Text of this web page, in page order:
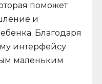
поможет
и
Благодаря
интерфейсу
маленьким